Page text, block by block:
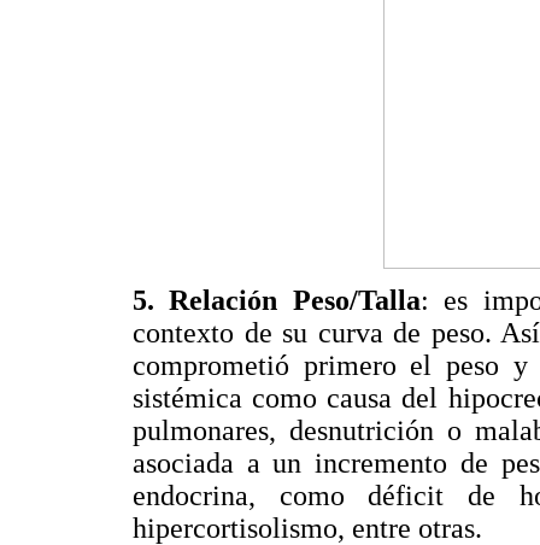
5. Relación Peso/Talla: es
contexto de su curva de peso.
comprometió primero el peso
sistémica como causa del
pulmonares, desnutrición o
asociada a un incremento de
endocrina, como déficit de
hipercortisolismo, entre otras.